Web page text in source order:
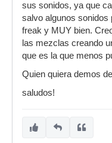
sus sonidos, ya que
salvo algunos sonidos
freak y MUY bien.
las mezclas creando
que es la que menos
Quien quiera demos
saludos!